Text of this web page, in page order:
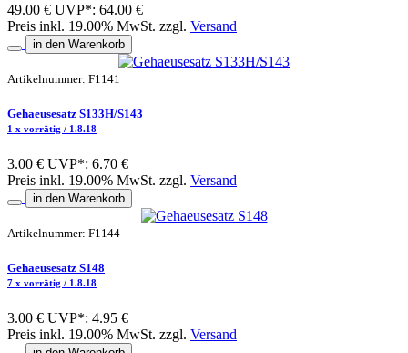
49.00 € UVP*: 64.00 €
Preis inkl. 19.00% MwSt. zzgl. Versand
in den Warenkorb
Artikelnummer: F1141
Gehaeusesatz S133H/S143
1 x vorrätig / 1.8.18
3.00 € UVP*: 6.70 €
Preis inkl. 19.00% MwSt. zzgl. Versand
in den Warenkorb
Artikelnummer: F1144
Gehaeusesatz S148
7 x vorrätig / 1.8.18
3.00 € UVP*: 4.95 €
Preis inkl. 19.00% MwSt. zzgl. Versand